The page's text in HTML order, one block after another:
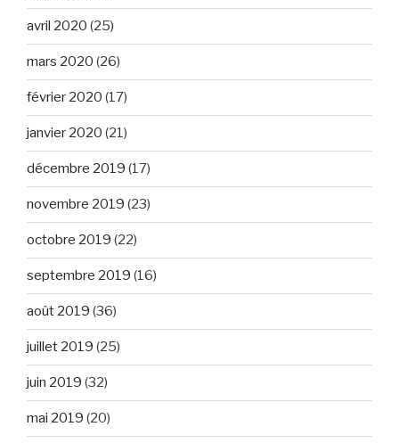
avril 2020 (25)
mars 2020 (26)
février 2020 (17)
janvier 2020 (21)
décembre 2019 (17)
novembre 2019 (23)
octobre 2019 (22)
septembre 2019 (16)
août 2019 (36)
juillet 2019 (25)
juin 2019 (32)
mai 2019 (20)